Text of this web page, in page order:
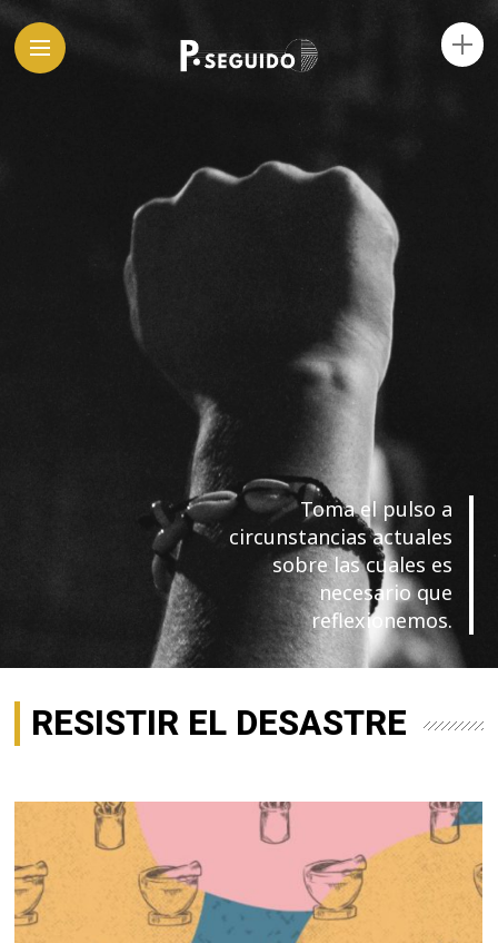
Toma el pulso a
circunstancias actuales
sobre las cuales es
necesario que
reflexionemos.
RESISTIR EL DESASTRE